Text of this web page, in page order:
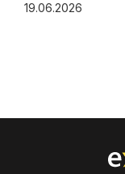
19.06.2026